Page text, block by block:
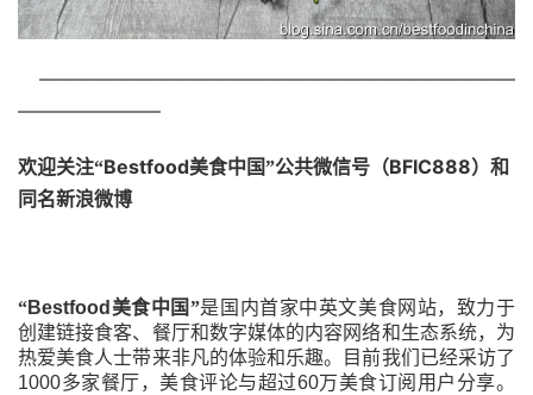
—————————————————————————
———————–
欢迎关注“Bestfood美食中国”公共微信号（BFIC888）和
同名新浪微博
“Bestfood 美食中国”是国内首家中英文美食网站，致力于
创建链接食客、餐厅和数字媒体的内容网络和生态系统，为
热爱美食人士带来非凡的体验和乐趣。目前我们已经采访了
1000多家餐厅，美食评论与超过60万美食订阅用户分享。